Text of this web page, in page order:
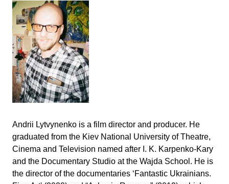
Andrii Lytvynenko is a film director and producer. He
graduated from the Kiev National University of Theatre,
Cinema and Television named after I. K. Karpenko-Kary
and the Documentary Studio at the Wajda School. He is
the director of the documentaries ‘Fantastic Ukrainians.